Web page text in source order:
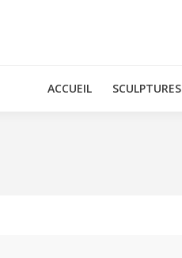
ACCUEIL SCULPTURES